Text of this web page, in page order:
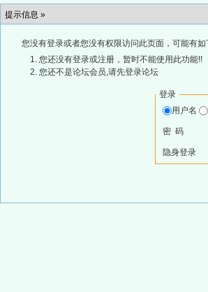
提示信息 »
您没有登录或者您没有权限访问此页面，可能有
您还没有登录或注册，暂时不能使用此功能!!
您还不是论坛会员,请先登录论坛
登录
用户名
密 码
隐身登录